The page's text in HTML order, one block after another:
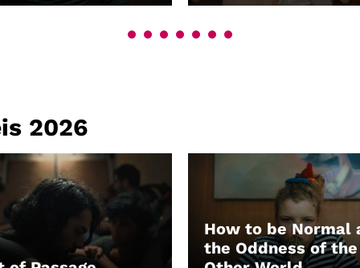
2026
How to be Normal
the Oddness of the